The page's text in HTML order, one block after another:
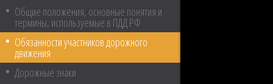
Общие положения, основные понятия и
термины, используемые в ПДД РФ
Обязанности участников дорожного
движения
Дорожные знаки